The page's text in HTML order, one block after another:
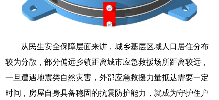
从民生安全保障层面来讲，城乡基层区域人口居住分布
较为分散，部分偏远乡镇距离城市应急救援场所距离较远，
一旦遭遇地震类自然灾害，外部应急救援力量抵达需要一定
时间，房屋自身具备稳固的抗震防护能力，就成为守护住户